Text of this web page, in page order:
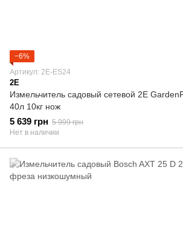
−6%
Артикул: 2E-ES24
2E
Измельчитель садовый сетевой 2Е
40л 10кг нож
5 639 грн 5 999 грн
Нет в наличии